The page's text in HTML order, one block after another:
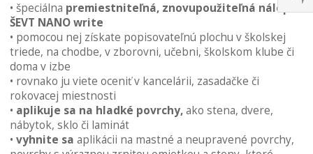
na
začiatok
galérie
obrázkov
• špeciálna premiestniteľná, znovupoužiteľná nálepka
ŠEVT NANO write
• pomocou nej získate popisovateľnú plochu v školskej
triede, na chodbe, v zborovni, učebni, školskom klube či
doma v izbe
• rovnako ju viete oceniť v kancelárii, zasadačke či
rokovacej miestnosti
• aplikuje sa na hladké povrchy,ako stena, dvere,
nábytok, sklo či laminát
• vyhnite sa aplikácii na mastné a neupravené povrchy,